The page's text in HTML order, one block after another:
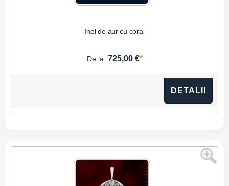
Inel de aur cu coral
De la: 725,00 €*
DETALII